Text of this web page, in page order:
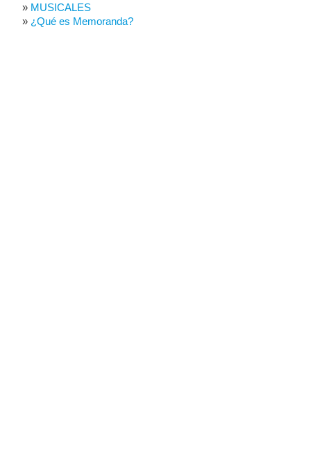
MUSICALES
¿Qué es Memoranda?